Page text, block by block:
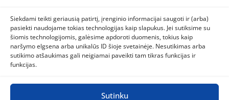
Siekdami teikti geriausią patirtį, įrenginio informacijai saugoti ir (arba)
pasiekti naudojame tokias technologijas kaip slapukus. Jei sutiksime su
šiomis technologijomis, galėsime apdoroti duomenis, tokius kaip
naršymo elgsena arba unikalūs ID šioje svetainėje. Nesutikimas arba
sutikimo atšaukimas gali neigiamai paveikti tam tikras funkcijas ir
funkcijas.
Sutinku
Valstybinė maisto ir veterinarijos tarnyba
Siesikų g. 19 LT-07170 Vilnius
8 800 40 403
www.vmvt.lt